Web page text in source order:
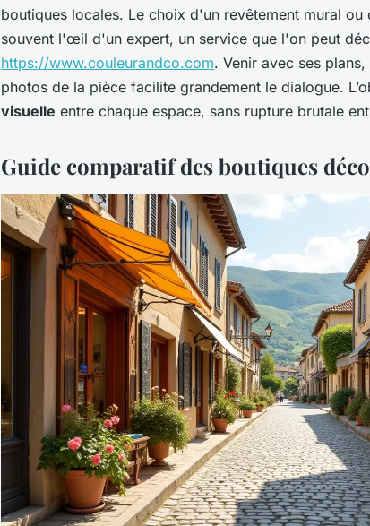
boutiques locales. Le choix d'un revêtement mural
souvent l'œil d'un expert, un service que l'on peut
https://www.couleurandco.com. Venir avec ses
photos de la pièce facilite grandement le dialogue.
visuelle entre chaque espace, sans rupture brutale
Guide comparatif des boutiques